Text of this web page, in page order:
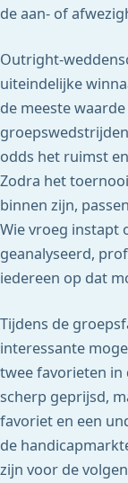
de aan- of
Outright-
uiteindelijke
de meeste
odds het ruimst
Zodra het
binnen zijn,
Wie vroeg instapt
geanalyseerd,
iedereen op dat
Tijdens de
interessante
twee favorieten in
scherp geprijsd,
favoriet en een
de
zijn voor de